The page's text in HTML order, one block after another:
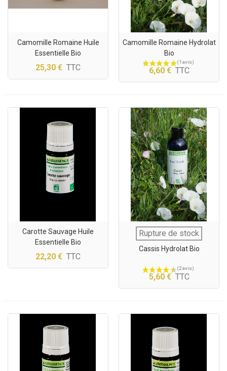
Camomille Romaine Huile
Essentielle Bio
25,30 € TTC
Camomille Romaine Hydrolat
Bio
6,60 € TTC
Carotte Sauvage Huile
Essentielle Bio
22,20 € TTC
Rupture de stock
Cassis Hydrolat Bio
5,60 € TTC